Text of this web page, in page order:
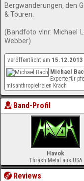
Bergwanderungen, den
& Touren.
(Bandfoto vlnr: Michael
Webber)
veröffentlicht am 15.12.2013
Michael
Experte für
misanthropiefreien Krach
Band-Profil
Havok
Thrash Metal aus USA
Reviews